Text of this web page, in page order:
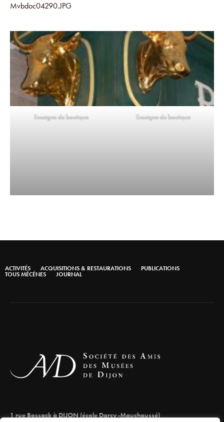
Mvbdoc04290.JPG
Enseigne de boutique Enseigne de boutique
ACTIVITÉS ACQUISITIONS & RESTAURATIONS PUBLICATIONS
TOUS MÉCÉNES JOURNAL
1 rue Bossack à DIJON (école Darcy-Mauchaussé)